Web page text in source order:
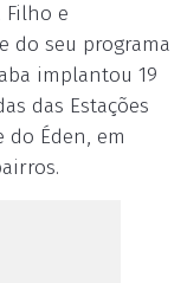
Filho e
do seu programa
implantou 19
das Estações
do Éden, em